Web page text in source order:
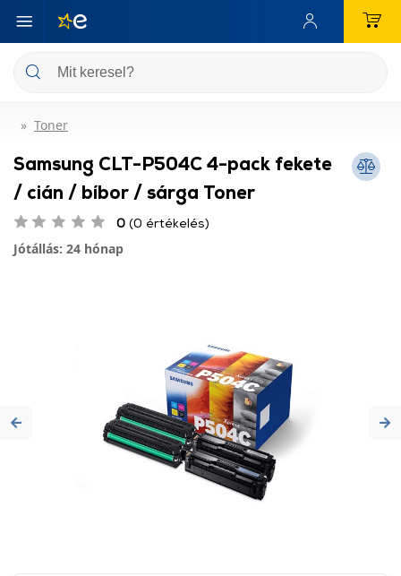
Toner
Samsung CLT-P504C 4-pack fekete
/ cián / bíbor / sárga Toner
0 (0 értékelés)
Jótállás: 24 hónap
Previous